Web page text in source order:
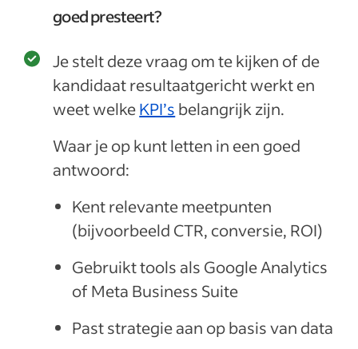
goed presteert?
Je stelt deze vraag om te kijken of de
kandidaat resultaatgericht werkt en
weet welkeKPI’s belangrijk zijn.
Waar je op kunt letten in een goed
antwoord:
Kent relevante meetpunten
(bijvoorbeeld CTR, conversie, ROI)
Gebruikt tools als Google Analytics
of Meta Business Suite
Past strategie aan op basis van data